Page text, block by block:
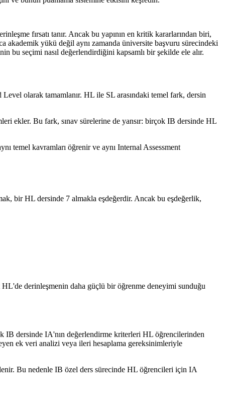
fırsatı tanır. Ancak bu yapının en kritik kararlarından biri,
akademik yükü değil aynı zamanda üniversite başvuru sürecindeki
bu seçimi nasıl değerlendirdiğini kapsamlı bir şekilde ele alır.
olarak tamamlanır. HL ile SL arasındaki temel fark, dersin
ekler. Bu fark, sınav sürelerine de yansır: birçok IB dersinde HL
temel kavramları öğrenir ve aynı Internal Assessment
bir HL dersinde 7 almakla eşdeğerdir. Ancak bu eşdeğerlik,
HL'de derinleşmenin daha güçlü bir öğrenme deneyimi sunduğu
IB dersinde IA'nın değerlendirme kriterleri HL öğrencilerinden
ek veri analizi veya ileri hesaplama gereksinimleriyle
Bu nedenle IB özel ders sürecinde HL öğrencileri için IA